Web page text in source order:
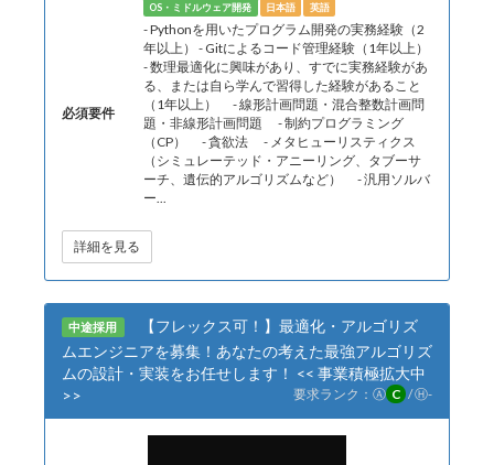
OS・ミドルウェア開発
日本語 英語
必須要件
- Pythonを用いたプログラム開発の実務経験（2
年以上） - Gitによるコード管理経験（1年以上）
- 数理最適化に興味があり、すでに実務経験があ
る、または自ら学んで習得した経験があること
（1年以上） - 線形計画問題・混合整数計画問
題・非線形計画問題 - 制約プログラミング
（CP） - 貪欲法 - メタヒューリスティクス
（シミュレーテッド・アニーリング、タブーサ
ーチ、遺伝的アルゴリズムなど） - 汎用ソルバ
ー...
詳細を見る
中途採用
【フレックス可！】最適化・アルゴリズ
ムエンジニアを募集！あなたの考えた最強アルゴリズ
ムの設計・実装をお任せします！ << 事業積極拡大中
>>
要求ランク： Ⓐ C /Ⓗ-